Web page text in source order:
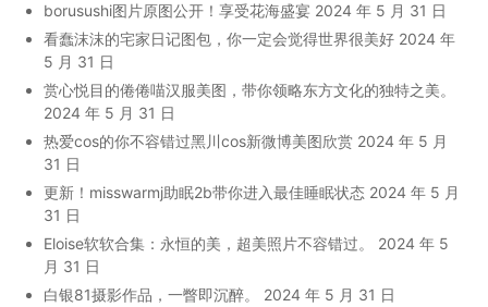
borusushi图片原图公开！享受花海盛宴 2024 年 5 月 31 日
看蠢沫沫的宅家日记图包，你一定会觉得世界很美好 2024 年
5 月 31 日
赏心悦目的倦倦喵汉服美图，带你领略东方文化的独特之美。
2024 年 5 月 31 日
热爱cos的你不容错过黑川cos新微博美图欣赏 2024 年 5 月
31 日
更新！misswarmj助眠2b带你进入最佳睡眠状态 2024 年 5 月
31 日
Eloise软软合集：永恒的美，超美照片不容错过。
2024 年 5
月 31 日
白银81摄影作品，一瞥即沉醉。
2024 年 5 月 31 日